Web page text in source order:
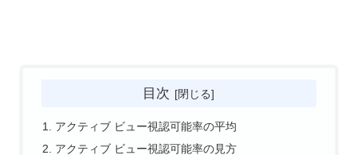
目次
アクティブ ビュー視認可能率の平均
アクティブ ビュー視認可能率の見方